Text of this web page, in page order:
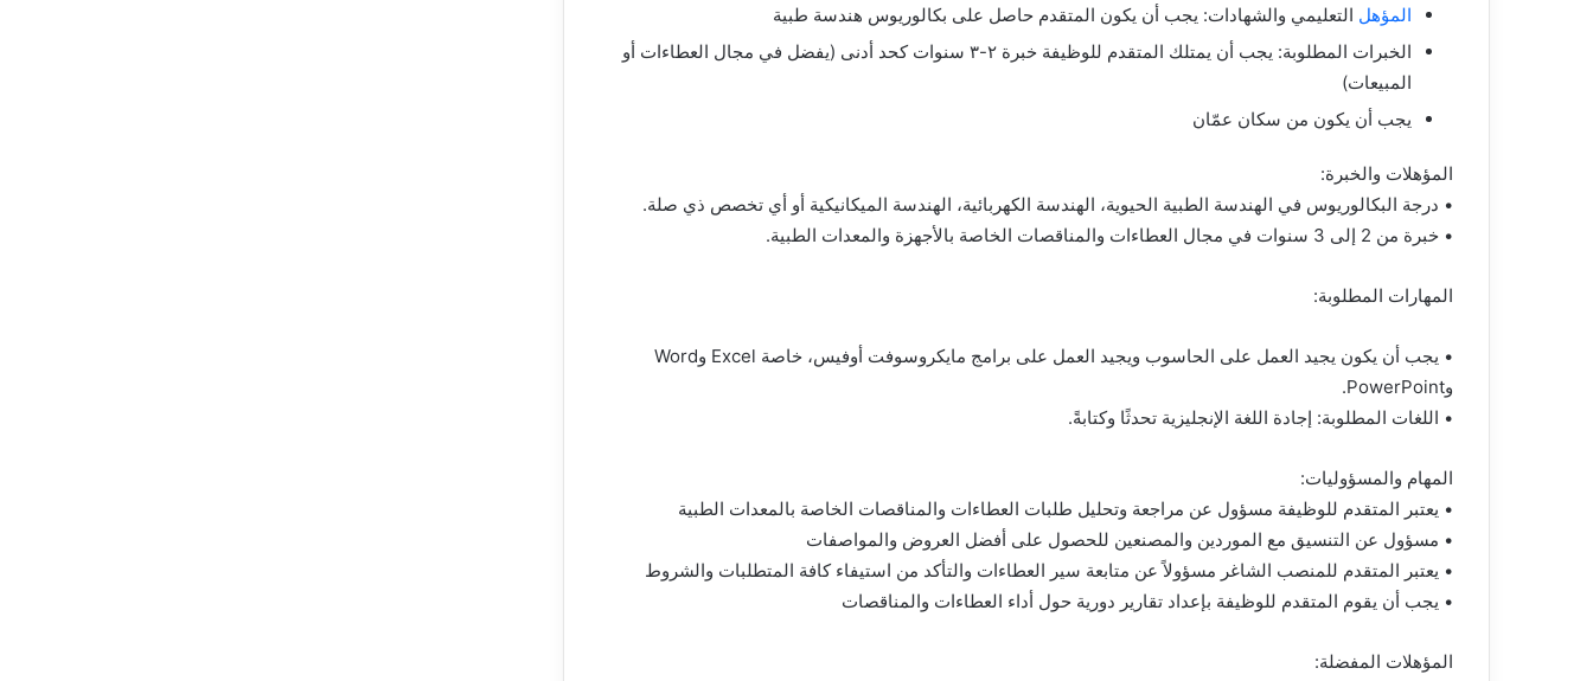
المؤهل التعليمي والشهادات: يجب أن يكون المتقدم حاصل على بكالوريوس هندسة طبية
الخبرات المطلوبة: يجب أن يمتلك المتقدم للوظيفة خبرة ٢-٣ سنوات كحد أدنى (يفضل في مجال العطاءات أو
المبيعات)
يجب أن يكون من سكان عمّان
المؤهلات والخبرة:
• درجة البكالوريوس في الهندسة الطبية الحيوية، الهندسة الكهربائية، الهندسة الميكانيكية أو أي تخصص ذي صلة.
• خبرة من 2 إلى 3 سنوات في مجال العطاءات والمناقصات الخاصة بالأجهزة والمعدات الطبية.
المهارات المطلوبة:
• يجب أن يكون يجيد العمل على الحاسوب ويجيد العمل على برامج مايكروسوفت أوفيس، خاصة Excel وWord
وPowerPoint.
• اللغات المطلوبة: إجادة اللغة الإنجليزية تحدثًا وكتابةً.
المهام والمسؤوليات:
• يعتبر المتقدم للوظيفة مسؤول عن مراجعة وتحليل طلبات العطاءات والمناقصات الخاصة بالمعدات الطبية
• مسؤول عن التنسيق مع الموردين والمصنعين للحصول على أفضل العروض والمواصفات
• يعتبر المتقدم للمنصب الشاغر مسؤولاً عن متابعة سير العطاءات والتأكد من استيفاء كافة المتطلبات والشروط
• يجب أن يقوم المتقدم للوظيفة بإعداد تقارير دورية حول أداء العطاءات والمناقصات
المؤهلات المفضلة: